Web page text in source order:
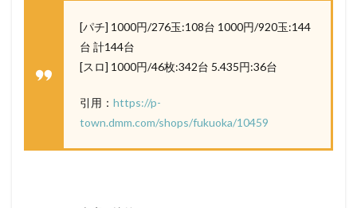
[パチ] 1000円/276玉:108台 1000円/920玉:144
台 計144台
[スロ] 1000円/46枚:342台 5.435円:36台
引用： https://p-
town.dmm.com/shops/fukuoka/10459